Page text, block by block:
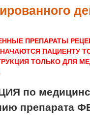
ПРЕПАРАТЫ
ПАЦИЕНТУ
ТОЛЬКО ДЛЯ
по
препарата